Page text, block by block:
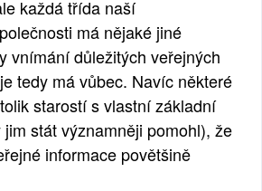
každá třída naší
má nějaké jiné
vnímání důležitých veřejných
tedy má vůbec. Navíc některé
starostí s vlastní základní
stát významněji pomohl), že
informace povětšině